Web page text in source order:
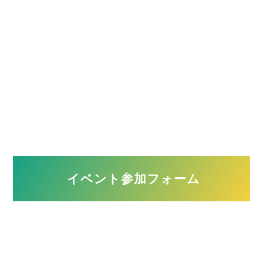
イベント参加フォーム
今って本当に買い時？
マンションと一戸建ての違いは何？